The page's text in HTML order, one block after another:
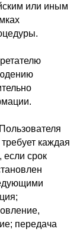
или иным
каждая
если срок
передача